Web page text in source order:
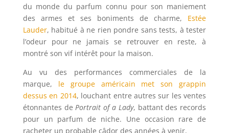
du monde du parfum connu pour son maniement
des armes et ses boniments de charme, Estée
Lauder, habitué à ne rien pondre sans tests, à tester
l’odeur pour ne jamais se retrouver en reste, à
montré son vif intérêt pour la maison.
Au vu des performances commerciales de la
marque, le groupe américain met son grappin
dessus en 2014, louchant entre autres sur les ventes
étonnantes de Portrait of a Lady, battant des records
pour un parfum de niche. Une occasion rare de
racheter un probable câdor des années à venir.